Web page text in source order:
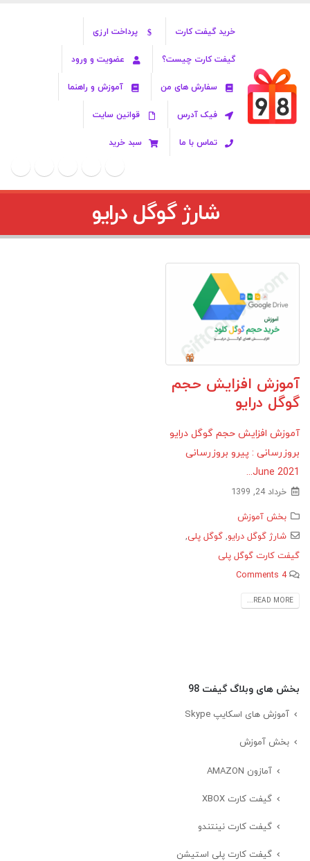
خرید گیفت کارت پرداخت ارزی
گیفت کارت چیست؟ عضویت و ورود
سفارش های من آموزش و راهنما
فیک آدرس قوانین سایت
تماس با ما سبد خرید
شارژ گوگل درایو
آموزش افزایش حجم
گوگل درایو
آموزش افزایش حجم گوگل درایو
بروزرسانی : پیرو بروزرسانی
June 2021...
خرداد 24, 1399
بخش آموزش
شارژ گوگل درایو, گوگل پلی,
گیفت کارت گوگل پلی
4 Comments
READ MORE...
بخش های وبلاگ گیفت 98
آموزش های اسکایپ Skype
بخش آموزش
آمازون AMAZON
گیفت کارت XBOX
گیفت کارت نینتندو
گیفت کارت پلی استیشن